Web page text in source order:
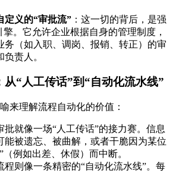
定义的“审批流” ：这一切的背后，是强
擎。它允许企业根据自身的管理制度，
务（如入职、调岗、报销、转正）的审
责人。
从“人工传话”到“自动化流水线”
来理解流程自动化的价值：
批就像一场“人工传话”的接力赛。信息
能被遗忘、被曲解，或者干脆因为某位
（例如出差、休假）而中断。
程则像一条精密的“自动化流水线”。每